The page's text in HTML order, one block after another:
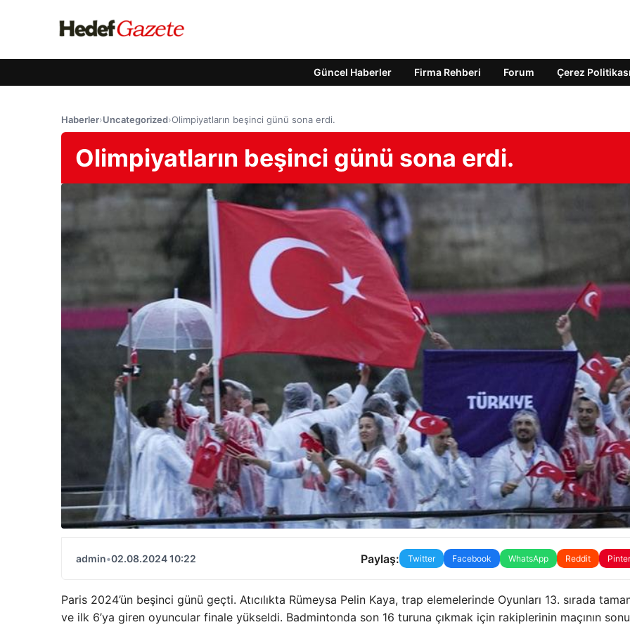
Güncel Haberler Firma Rehberi Forum Çerez Politikası
Haberler›Uncategorized›Olimpiyatların beşinci günü sona erdi.
Olimpiyatların beşinci günü sona erdi.
admin•02.08.2024 10:22 Paylaş: Twitter Facebook WhatsApp Reddit
Paris 2024’ün beşinci günü geçti. Atıcılıkta Rümeysa Pelin Kaya, trap elemelerinde Oyunları 13. sırada
ve ilk 6’ya giren oyuncular finale yükseldi. Badmintonda son 16 turuna çıkmak için rakiplerinin maçının